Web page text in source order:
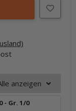
anzeigen
- Gr. 1/0